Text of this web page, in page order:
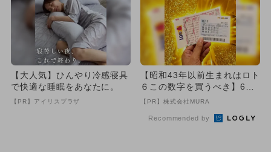
【大人気】ひんやり冷感寝具
で快適な睡眠をあなたに。
【PR】アイリスプラザ
【昭和43年以前生まれはロト
６この数字を買うべき】6つ
の数字が「完全一致」する
【PR】株式会社MURA
Recommended by